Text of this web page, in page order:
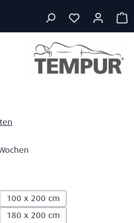
100 x 200 cm
180 x 200 cm